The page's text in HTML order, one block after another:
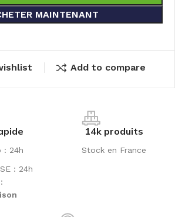
MAINTENANT
Add to compare
: 24h
: 24h
14k produits
Stock en France